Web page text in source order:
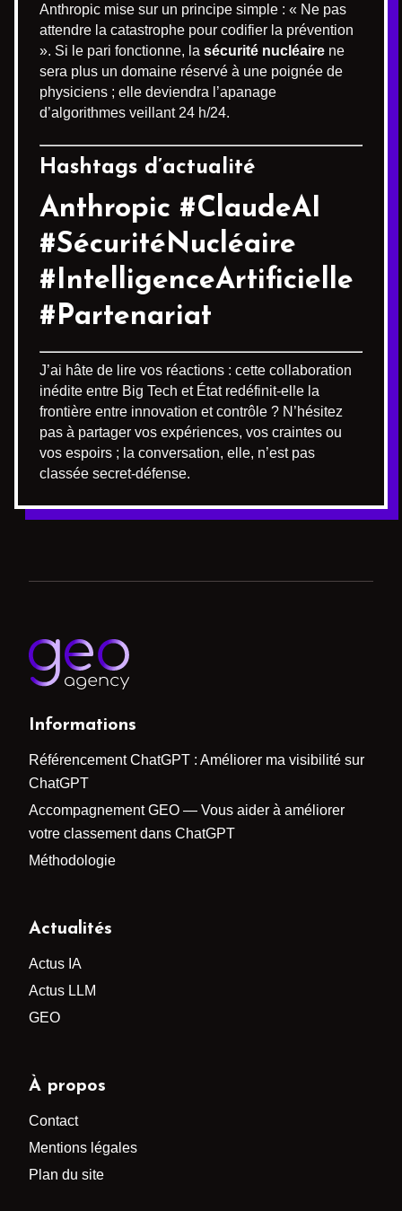
Anthropic mise sur un principe simple : « Ne pas
attendre la catastrophe pour codifier la prévention
». Si le pari fonctionne, la sécurité nucléaire ne
sera plus un domaine réservé à une poignée de
physiciens ; elle deviendra l’apanage
d’algorithmes veillant 24 h/24.
Hashtags d’actualité
Anthropic #ClaudeAI
#SécuritéNucléaire
#IntelligenceArtificielle
#Partenariat
J’ai hâte de lire vos réactions : cette collaboration
inédite entre Big Tech et État redéfinit-elle la
frontière entre innovation et contrôle ? N’hésitez
pas à partager vos expériences, vos craintes ou
vos espoirs ; la conversation, elle, n’est pas
classée secret-défense.
Informations
Référencement ChatGPT : Améliorer ma visibilité sur
ChatGPT
Accompagnement GEO — Vous aider à améliorer
votre classement dans ChatGPT
Méthodologie
Actualités
Actus IA
Actus LLM
GEO
À propos
Contact
Mentions légales
Plan du site